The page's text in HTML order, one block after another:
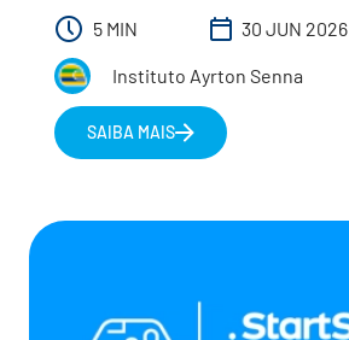
5 MIN
30 JUN 2026
Instituto Ayrton Senna
SAIBA MAIS